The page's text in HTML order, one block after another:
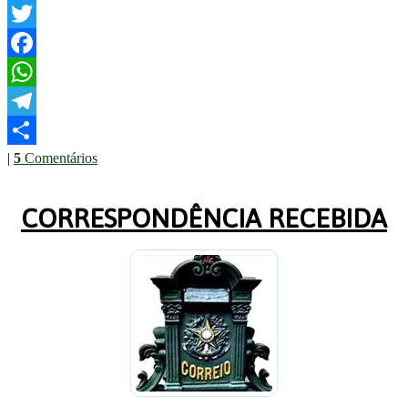
Twitter
Facebook
WhatsApp
Telegram
Share
| 5 Comentários
CORRESPONDÊNCIA RECEBIDA